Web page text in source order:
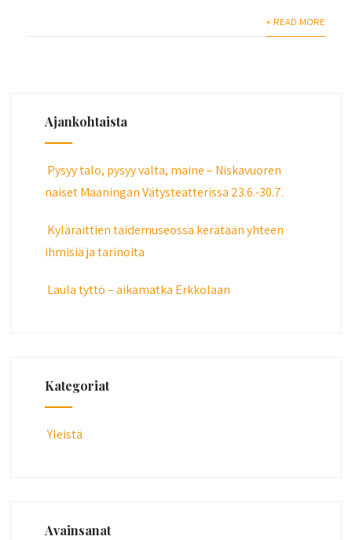
+ READ MORE
Ajankohtaista
Pysyy talo, pysyy valta, maine – Niskavuoren
naiset Maaningan Vätysteatterissa 23.6.-30.7.
Kyläraittien taidemuseossa kerätään yhteen
ihmisiä ja tarinoita
Laula tyttö – aikamatka Erkkolaan
Kategoriat
Yleistä
Avainsanat